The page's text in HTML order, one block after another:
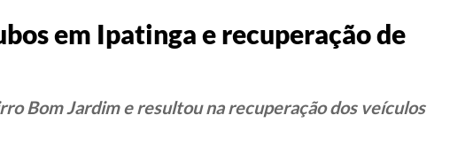
em Ipatinga e recuperação de
Bom Jardim e resultou na recuperação dos veículos